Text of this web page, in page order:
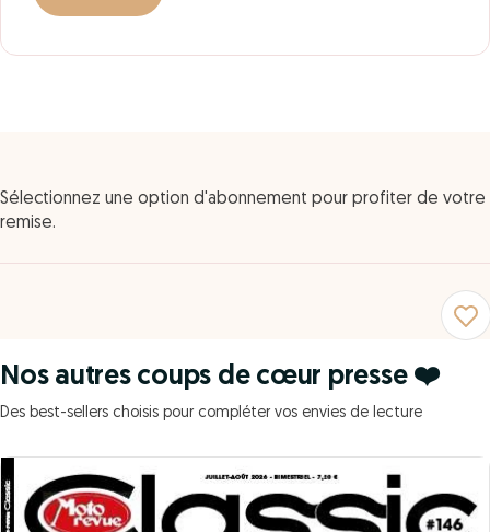
Sélectionnez une option d'abonnement pour profiter de votre
remise.
Nos autres coups de cœur presse ❤️
Des best-sellers choisis pour compléter vos envies de lecture